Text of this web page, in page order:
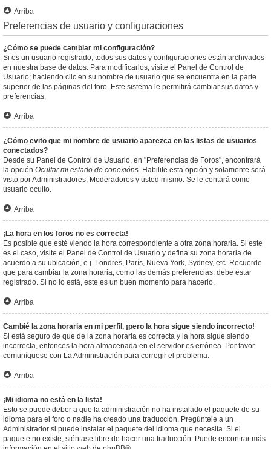
Arriba
Preferencias de usuario y configuraciones
¿Cómo se puede cambiar mi configuración?
Si es un usuario registrado, todos sus datos y configuraciones están archivados
en nuestra base de datos. Para modificarlos, visite el Panel de Control de
Usuario; haciendo clic en su nombre de usuario que se encuentra en la parte
superior de las páginas del foro. Este sistema le permitirá cambiar sus datos y
preferencias.
Arriba
¿Cómo evito que mi nombre de usuario aparezca en las listas de usuarios
conectados?
Desde su Panel de Control de Usuario, en "Preferencias de Foros", encontrará
la opción Ocultar mi estado de conexións. Habilite esta opción y solamente será
visto por Administradores, Moderadores y usted mismo. Se le contará como
usuario oculto.
Arriba
¡La hora en los foros no es correcta!
Es posible que esté viendo la hora correspondiente a otra zona horaria. Si este
es el caso, visite el Panel de Control de Usuario y defina su zona horaria de
acuerdo a su ubicación, e.j. Londres, París, Nueva York, Sydney, etc. Recuerde
que para cambiar la zona horaria, como las demás preferencias, debe estar
registrado. Si no lo está, este es un buen momento para hacerlo.
Arriba
Cambié la zona horaria en mi perfil, ¡pero la hora sigue siendo incorrecto!
Si está seguro de que de la zona horaria es correcta y la hora sigue siendo
incorrecta, entonces la hora almacenada en el servidor es errónea. Por favor
comuníquese con La Administración para corregir el problema.
Arriba
¡Mi idioma no está en la lista!
Esto se puede deber a que la administración no ha instalado el paquete de su
idioma para el foro o nadie ha creado una traducción. Pregúntele a un
Administrador si puede instalar el paquete del idioma que necesita. Si el
paquete no existe, siéntase libre de hacer una traducción. Puede encontrar más